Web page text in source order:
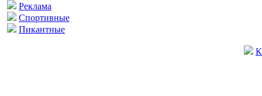
Реклама
Спортивные
Пикантные